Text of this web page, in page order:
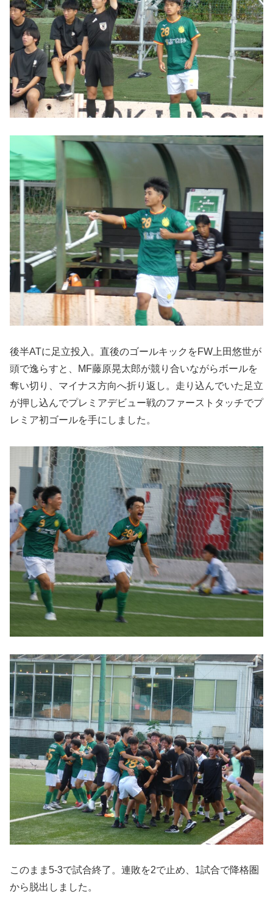
後半ATに足立投入。直後のゴールキックをFW上田悠世が
頭で逸らすと、MF藤原晃太郎が競り合いながらボールを
奪い切り、マイナス方向へ折り返し。走り込んでいた足立
が押し込んでプレミアデビュー戦のファーストタッチでプ
レミア初ゴールを手にしました。
このまま5-3で試合終了。連敗を2で止め、1試合で降格圏
から脱出しました。